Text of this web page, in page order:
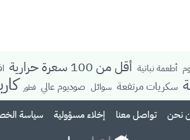
أطعمة نباتية أقل من 100 سعرة حرارية
سكريات مرتفعة سوائل صوديوم عالي فطور
نحن تواصل معنا إخلاء مسؤولية سياسة